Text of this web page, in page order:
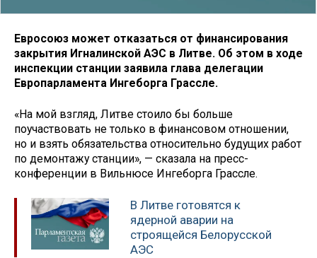
Евросоюз может отказаться от финансирования
закрытия Игналинской АЭС в Литве. Об этом в ходе
инспекции станции заявила глава делегации
Европарламента Ингеборга Грассле.
«На мой взгляд, Литве стоило бы больше
поучаствовать не только в финансовом отношении,
но и взять обязательства относительно будущих работ
по демонтажу станции», — сказала на пресс-
конференции в Вильнюсе Ингеборга Грассле.
В Литве готовятся к
ядерной аварии на
строящейся Белорусской
АЭС